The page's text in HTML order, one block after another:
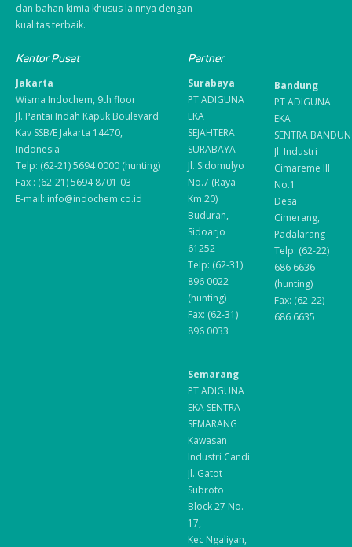
dan bahan kimia khusus lainnya dengan
kualitas terbaik.
Kantor Pusat
Jakarta
Wisma Indochem, 9th floor
Jl. Pantai Indah Kapuk Boulevard
Kav SSB/E Jakarta 14470,
Indonesia
Telp: (62-21) 5694 0000 (hunting)
Fax : (62-21) 5694 8701-03
E-mail: info@indochem.co.id
Partner
Surabaya
PT ADIGUNA
EKA
SEJAHTERA
SURABAYA
Jl. Sidomulyo
No.7 (Raya
Km.20)
Buduran,
Sidoarjo
61252
Telp: (62-31)
896 0022
(hunting)
Fax: (62-31)
896 0033
Bandung
PT ADIGUNA
EKA
SENTRA
Jl. Industri
Cimareme III
No.1
Desa
Cimerang,
Padalarang
Telp: (62-22)
686 6636
(hunting)
Fax: (62-22)
686 6635
Semarang
PT ADIGUNA
EKA SENTRA
SEMARANG
Kawasan
Industri Candi
Jl. Gatot
Subroto
Block 27 No.
17,
Kec Ngaliyan,